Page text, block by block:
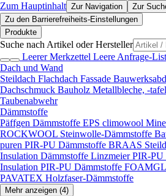
Zum Hauptinhalt Zur Navigation
Zur
Zu den Barrierefreiheits-Einstellungen
Produkte
Suche nach Artikel oder Hersteller
Leerer Merkzettel Leere Anfrage-
Dach und Wand
Steildach Flachdach Fassade
Dachschmuck Bauholz Metallbleche, -
Taubenabwehr
Dämmstoffe
Päffgen Dämmstoffe EPS climowool
ROCKWOOL Steinwolle-Dämmstoffe
puren PIR-PU Dämmstoffe BRAAS
Insulation Dämmstoffe Linzmeier PIR-PU
Insulation PIR-PU Dämmstoffe
PAVATEX Holzfaser-Dämmstoffe
Mehr anzeigen (4)